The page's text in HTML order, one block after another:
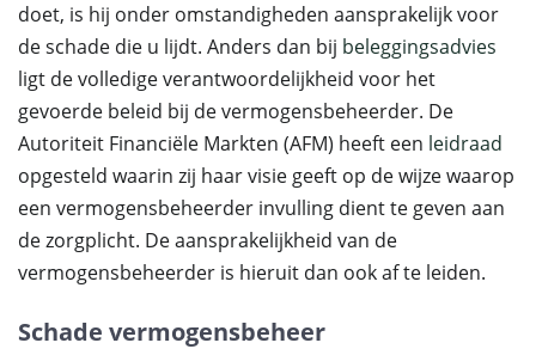
doet, is hij onder omstandigheden aansprakelijk voor
de schade die u lijdt. Anders dan bij beleggingsadvies
ligt de volledige verantwoordelijkheid voor het
gevoerde beleid bij de vermogensbeheerder. De
Autoriteit Financiële Markten (AFM) heeft een leidraad
opgesteld waarin zij haar visie geeft op de wijze waarop
een vermogensbeheerder invulling dient te geven aan
de zorgplicht. De aansprakelijkheid van de
vermogensbeheerder is hieruit dan ook af te leiden.
Schade vermogensbeheer